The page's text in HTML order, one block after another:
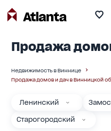
Продажа
Недвижимость в Виннице
Продажа домов и дач в Винницкой
Ленинский
Старогородский